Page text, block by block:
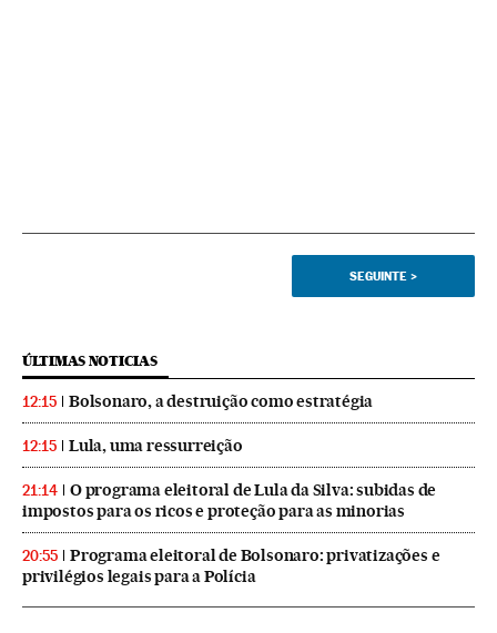
SEGUINTE >
ÚLTIMAS NOTICIAS
12:15 Bolsonaro, a destruição como estratégia
12:15 Lula, uma ressurreição
21:14
O programa eleitoral de Lula da Silva: subidas de
impostos para os ricos e proteção para as minorias
20:55
Programa eleitoral de Bolsonaro: privatizações e
privilégios legais para a Polícia